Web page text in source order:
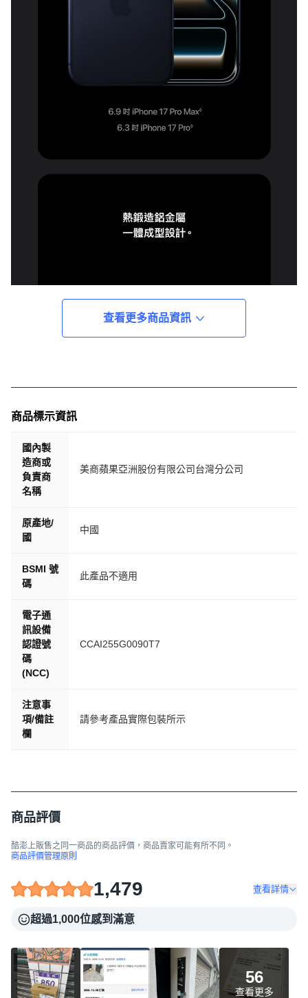
查看更多商品資訊
商品標示資訊
國內製
造商或
負責商
名稱
美商蘋果亞洲股份有限公司台灣分公司
原產地/
國
中國
BSMI 號
碼
此產品不適用
電子通
訊設備
認證號
碼
(NCC)
CCAI255G0090T7
注意事
項/備註
欄
請參考產品實際包裝所示
商品評價
酷澎上販售之同一商品的商品評價，商品賣家可能有所不同。
商品評價管理原則
1,479 查看詳情
超過1,000位感到滿意
56
查看更多